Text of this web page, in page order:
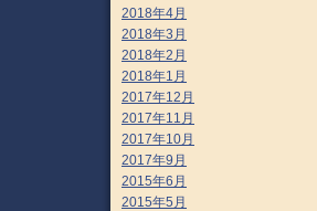
2018年4月
2018年3月
2018年2月
2018年1月
2017年12月
2017年11月
2017年10月
2017年9月
2015年6月
2015年5月